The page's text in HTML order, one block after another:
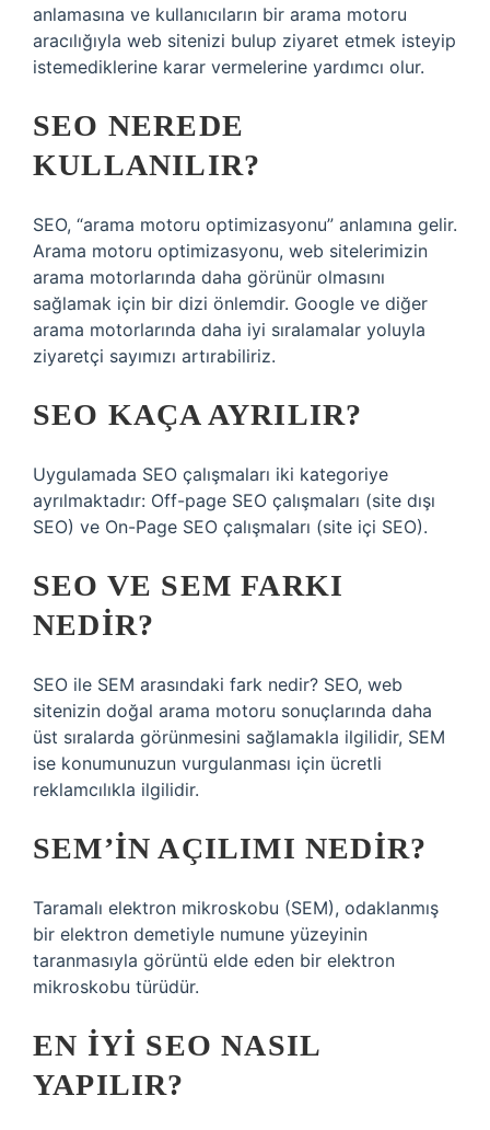
anlamasına ve kullanıcıların bir arama motoru
aracılığıyla web sitenizi bulup ziyaret etmek isteyip
istemediklerine karar vermelerine yardımcı olur.
SEO NEREDE
KULLANILIR?
SEO, “arama motoru optimizasyonu” anlamına gelir.
Arama motoru optimizasyonu, web sitelerimizin
arama motorlarında daha görünür olmasını
sağlamak için bir dizi önlemdir. Google ve diğer
arama motorlarında daha iyi sıralamalar yoluyla
ziyaretçi sayımızı artırabiliriz.
SEO KAÇA AYRILIR?
Uygulamada SEO çalışmaları iki kategoriye
ayrılmaktadır: Off-page SEO çalışmaları (site dışı
SEO) ve On-Page SEO çalışmaları (site içi SEO).
SEO VE SEM FARKI
NEDIR?
SEO ile SEM arasındaki fark nedir? SEO, web
sitenizin doğal arama motoru sonuçlarında daha
üst sıralarda görünmesini sağlamakla ilgilidir, SEM
ise konumunuzun vurgulanması için ücretli
reklamcılıkla ilgilidir.
SEM’IN AÇILIMI NEDIR?
Taramalı elektron mikroskobu (SEM), odaklanmış
bir elektron demetiyle numune yüzeyinin
taranmasıyla görüntü elde eden bir elektron
mikroskobu türüdür.
EN IYI SEO NASIL
YAPILIR?